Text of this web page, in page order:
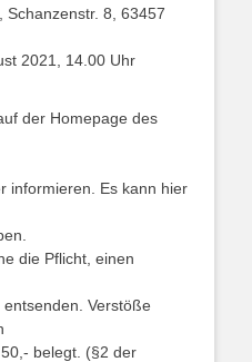
Schanzenstr. 8, 63457
2021, 14.00 Uhr
der Homepage des
informieren. Es kann hier
die Pflicht, einen
Verstöße
belegt. (§2 der